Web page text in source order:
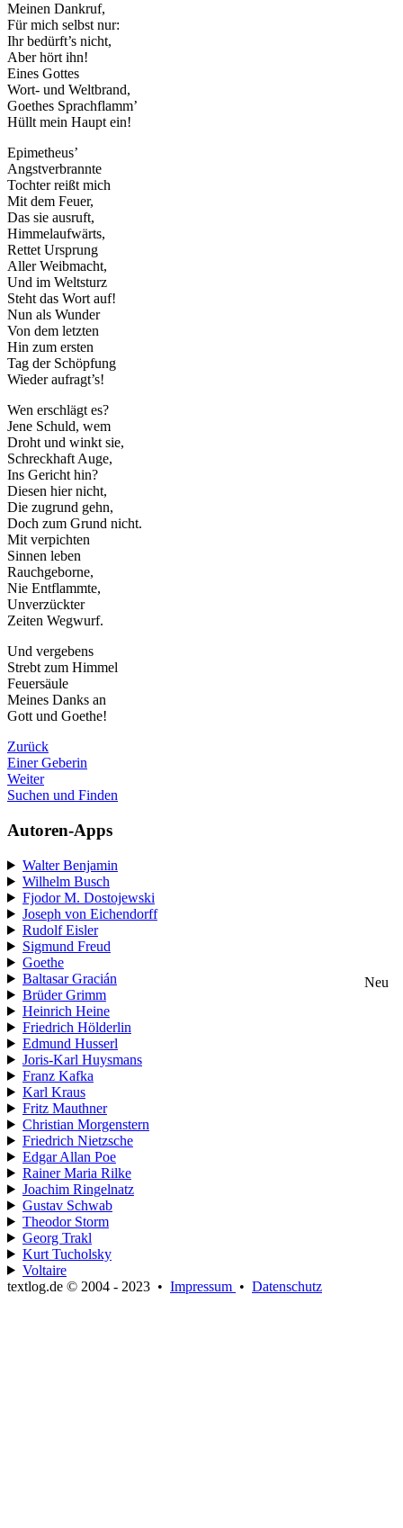
Meinen Dankruf,
Für mich selbst nur:
Ihr bedürft’s nicht,
Aber hört ihn!
Eines Gottes
Wort- und Weltbrand,
Goethes Sprachflamm’
Hüllt mein Haupt ein!
Epimetheus’
Angstverbrannte
Tochter reißt mich
Mit dem Feuer,
Das sie ausruft,
Himmelaufwärts,
Rettet Ursprung
Aller Weibmacht,
Und im Weltsturz
Steht das Wort auf!
Nun als Wunder
Von dem letzten
Hin zum ersten
Tag der Schöpfung
Wieder aufragt’s!
Wen erschlägt es?
Jene Schuld, wem
Droht und winkt sie,
Schreckhaft Auge,
Ins Gericht hin?
Diesen hier nicht,
Die zugrund gehn,
Doch zum Grund nicht.
Mit verpichten
Sinnen leben
Rauchgeborne,
Nie Entflammte,
Unverzückter
Zeiten Wegwurf.
Und vergebens
Strebt zum Himmel
Feuersäule
Meines Danks an
Gott und Goethe!
Zurück
Einer Geberin
Weiter
Suchen und Finden
Autoren-Apps
Walter Benjamin
Wilhelm Busch
Fjodor M. Dostojewski
Joseph von Eichendorff
Rudolf Eisler
Sigmund Freud
Goethe
Baltasar Gracián
Neu
Brüder Grimm
Heinrich Heine
Friedrich Hölderlin
Edmund Husserl
Joris-Karl Huysmans
Franz Kafka
Karl Kraus
Fritz Mauthner
Christian Morgenstern
Friedrich Nietzsche
Edgar Allan Poe
Rainer Maria Rilke
Joachim Ringelnatz
Gustav Schwab
Theodor Storm
Georg Trakl
Kurt Tucholsky
Voltaire
textlog.de © 2004 - 2023 • Impressum • Datenschutz